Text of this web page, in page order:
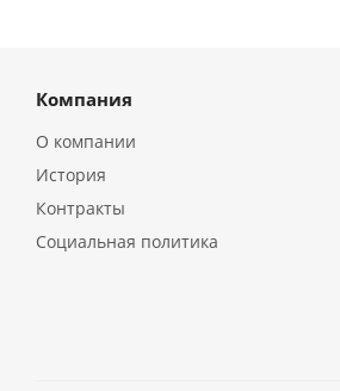
Компания
О компании
История
Контракты
Социальная политика